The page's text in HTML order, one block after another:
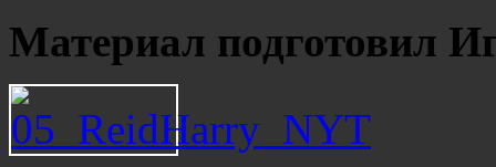
Материал подготовил